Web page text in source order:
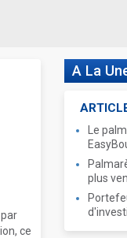
ce
A La
Le
plus